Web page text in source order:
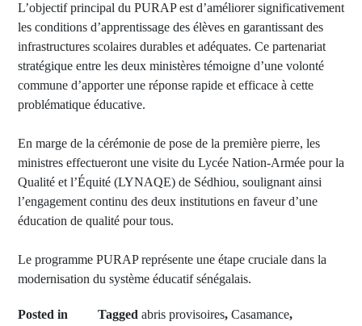
L’objectif principal du PURAP est d’améliorer significativement
les conditions d’apprentissage des élèves en garantissant des
infrastructures scolaires durables et adéquates. Ce partenariat
stratégique entre les deux ministères témoigne d’une volonté
commune d’apporter une réponse rapide et efficace à cette
problématique éducative.
En marge de la cérémonie de pose de la première pierre, les
ministres effectueront une visite du Lycée Nation-Armée pour la
Qualité et l’Équité (LYNAQE) de Sédhiou, soulignant ainsi
l’engagement continu des deux institutions en faveur d’une
éducation de qualité pour tous.
Le programme PURAP représente une étape cruciale dans la
modernisation du système éducatif sénégalais.
Posted in
Taggedabris provisoires,Casamance,